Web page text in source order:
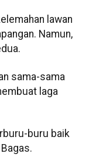
lawan
Namun,
sama-sama
laga
buru baik